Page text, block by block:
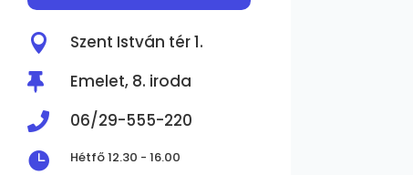

Szent István tér 1.

Emelet, 8. iroda

06/29-555-220
 Hétfő 12.30 - 16.00